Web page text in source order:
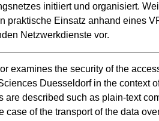
initiiert und organisiert.
praktische Einsatz anhand eines
Netzwerkdienste vor.
examines the security of the
Duesseldorf in the context
are described such as plain-text
case of the transport of the data